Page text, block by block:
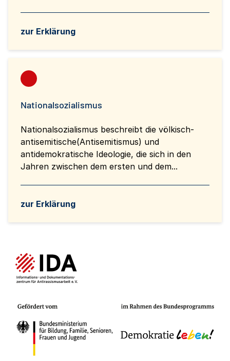
zur Erklärung
Nationalsozialismus
Nationalsozialismus beschreibt die völkisch-
antisemitische(Antisemitismus) und
antidemokratische Ideologie, die sich in den
Jahren zwischen dem ersten und dem...
zur Erklärung